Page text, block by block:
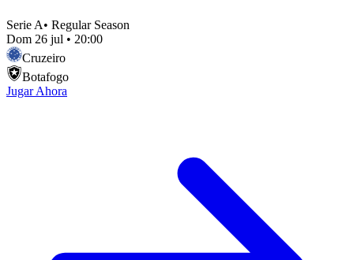
Serie A• Regular Season
Dom 26 jul • 20:00
Cruzeiro
Botafogo
Jugar Ahora